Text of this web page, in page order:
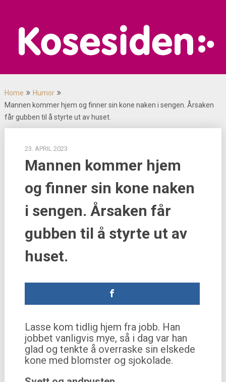
content
Home
Humor
Mannen kommer hjem og finner sin kone naken i sengen. Årsaken
får gubben til å styrte ut av huset.
23. APRIL 2023
Mannen kommer hjem
og finner sin kone naken
i sengen. Årsaken får
gubben til å styrte ut av
huset.
Lasse kom tidlig hjem fra jobb. Han
jobbet vanligvis mye, så i dag var han
glad og tenkte å overraske sin elskede
kone med blomster og sjokolade.